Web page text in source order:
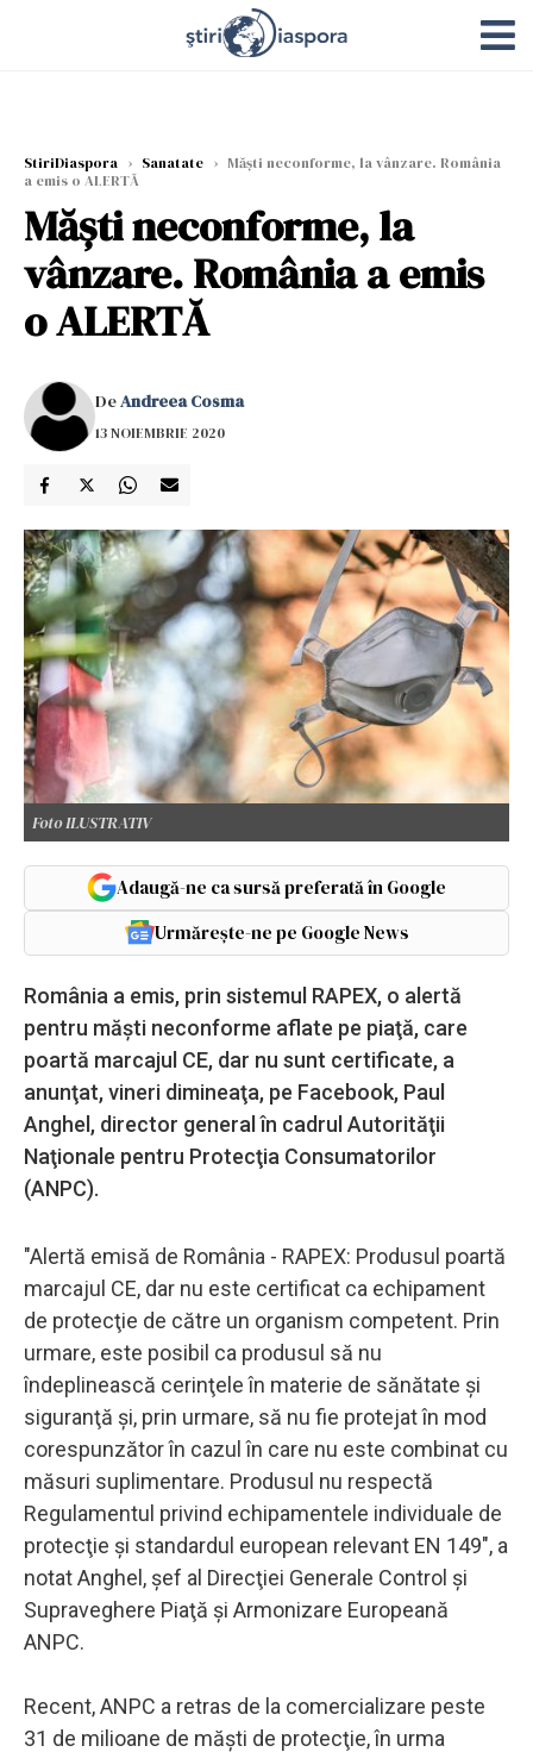
StiriDiaspora › Sanatate › Măşti neconforme, la vânzare. România
a emis o ALERTĂ
Măşti neconforme, la
vânzare. România a emis
o ALERTĂ
DeAndreea Cosma
13 NOIEMBRIE 2020
Foto ILUSTRATIV
Adaugă-ne ca sursă preferată în Google
Urmărește-ne pe Google News
România a emis, prin sistemul RAPEX, o alertă
pentru măşti neconforme aflate pe piaţă, care
poartă marcajul CE, dar nu sunt certificate, a
anunţat, vineri dimineaţa, pe Facebook, Paul
Anghel, director general în cadrul Autorităţii
Naţionale pentru Protecţia Consumatorilor
(ANPC).
"Alertă emisă de România - RAPEX: Produsul poartă
marcajul CE, dar nu este certificat ca echipament
de protecţie de către un organism competent. Prin
urmare, este posibil ca produsul să nu
îndeplinească cerinţele în materie de sănătate şi
siguranţă şi, prin urmare, să nu fie protejat în mod
corespunzător în cazul în care nu este combinat cu
măsuri suplimentare. Produsul nu respectă
Regulamentul privind echipamentele individuale de
protecţie şi standardul european relevant EN 149", a
notat Anghel, şef al Direcţiei Generale Control şi
Supraveghere Piaţă şi Armonizare Europeană
ANPC.
Recent, ANPC a retras de la comercializare peste
31 de milioane de măşti de protecţie, în urma